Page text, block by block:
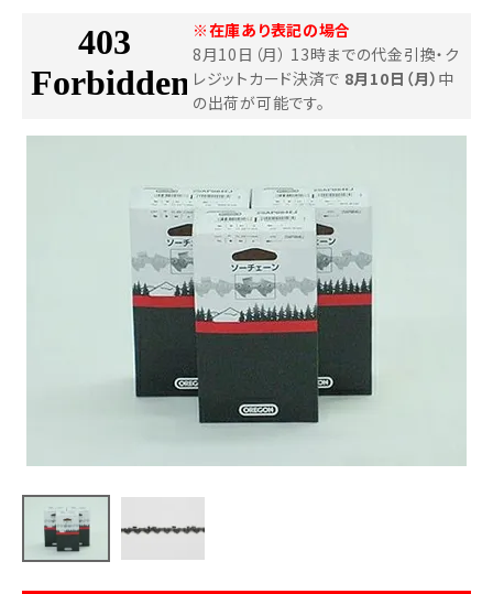
ブログ
※在庫あり表記の場合
8月10日（月） 13時までの代金引換・ク
レジットカード決済で 8月10日（月） 中
の出荷が可能です。